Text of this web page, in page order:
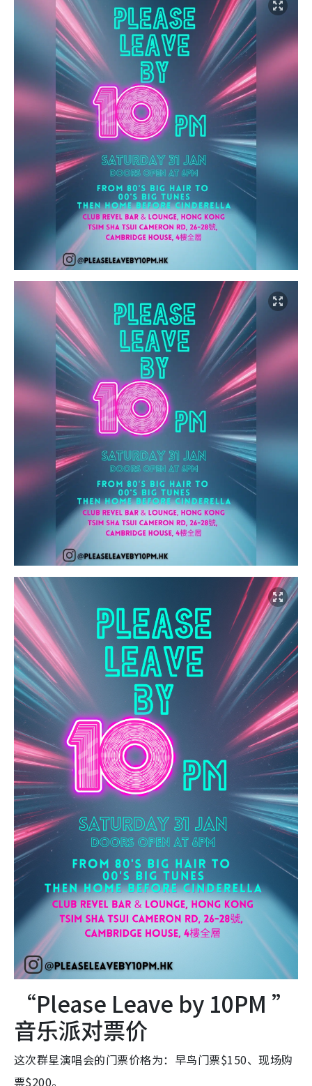
“Please Leave by 10PM ”
音乐派对票价
这次群星演唱会的门票价格为：早鸟门票$150、现场购
票$200。